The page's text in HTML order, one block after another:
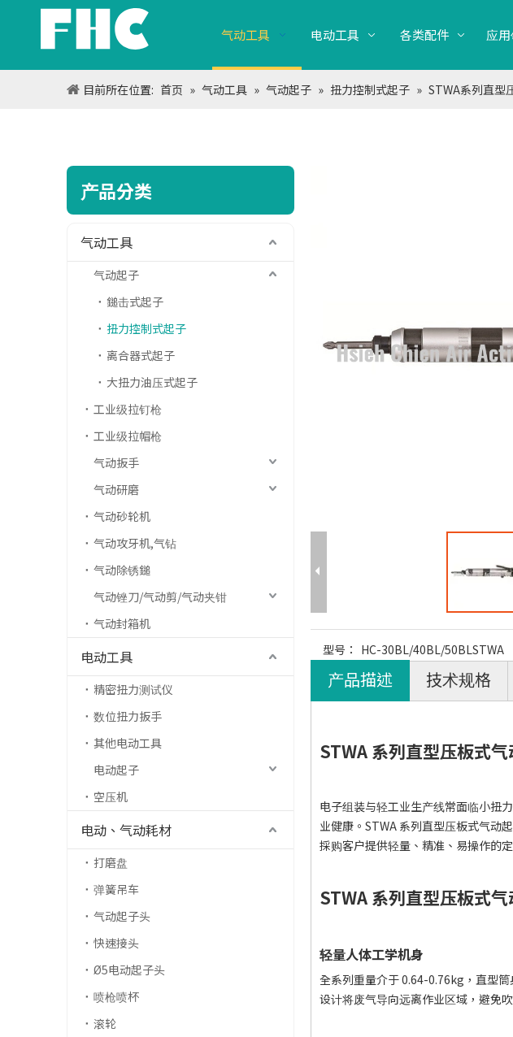
气动工具 电动工具 各类配件 应
目前所在位置: 首页 » 气动工具 » 气动起子 » 扭力控制式起子 » STWA系列直型
产品分类
气动工具
气动起子
鎚击式起子
扭力控制式起子
离合器式起子
大扭力油压式起子
工业级拉钉枪
工业级拉帽枪
气动扳手
气动研磨
气动砂轮机
气动攻牙机,气钻
气动除锈鎚
气动锉刀/气动剪/气动夹钳
气动封箱机
电动工具
精密扭力测试仪
数位扭力扳手
其他电动工具
电动起子
空压机
电动、气动耗材
打磨盘
弹簧吊车
气动起子头
快速接头
Ø5电动起子头
喷枪喷杯
滚轮
型号： HC-30BL/40BL/50BLSTWA
产品描述 技术规格
STWA 系列直型压板式
电子组装与轻工业生产线常面临小扭
业健康。STWA 系列直型压板式气动
採购客户提供轻量、精准、易操作的
STWA 系列直型压板式
轻量人体工学机身
全系列重量介于 0.64-0.76kg，直型
设计将废气导向远离作业区域，避免